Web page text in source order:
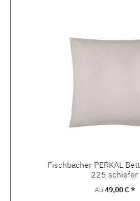
Fischbacher PERKAL
225 schiefer
Regulärer Preis:
Ab49,00 € *